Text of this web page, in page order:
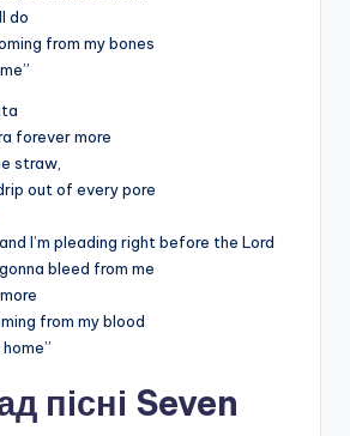
do
from my bones
forever more
straw,
out of every pore
I’m pleading right before the Lord
bleed from me
from my blood
пісні Seven